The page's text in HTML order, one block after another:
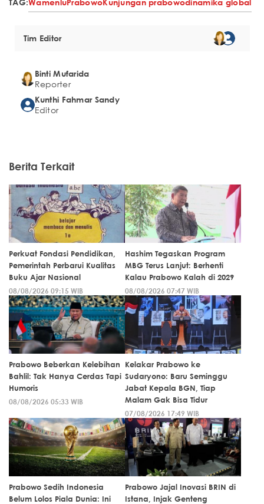
Tim Editor
Binti Mufarida
Reporter
Kunthi Fahmar Sandy
Editor
Berita Terkait
Perkuat Fondasi Pendidikan,
Pemerintah Perbarui Kualitas
Buku Ajar Nasional
08/08/2026 09:15 WIB
Hashim Tegaskan Program
MBG Terus Lanjut: Berhenti
Kalau Prabowo Kalah di 2029
08/08/2026 07:47 WIB
Prabowo Beberkan Kelebihan
Bahlil: Tak Hanya Cerdas Tapi
Humoris
08/08/2026 05:33 WIB
Kelakar Prabowo ke
Sudaryono: Baru Seminggu
Jabat Kepala BGN, Tiap
Malam Gak Bisa Tidur
07/08/2026 17:49 WIB
Prabowo Sedih Indonesia
Belum Lolos Piala Dunia: Ini
Prabowo Jajal Inovasi BRIN di
Istana, Injak Genteng